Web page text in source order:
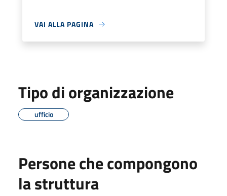
VAI ALLA PAGINA
Tipo di organizzazione
ufficio
Persone che compongono
la struttura